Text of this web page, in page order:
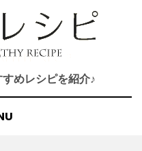
めレシピを紹介♪